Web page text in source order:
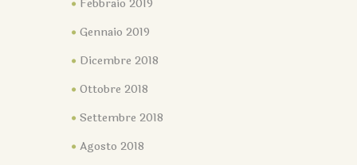
Gennaio 2019
Dicembre 2018
Ottobre 2018
Settembre 2018
Agosto 2018